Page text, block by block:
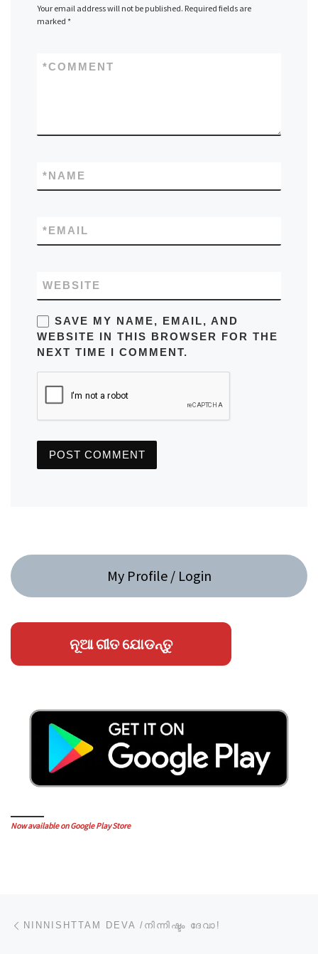
Your email address will not be published. Required fields are
marked *
COMMENT
*
NAME
*
EMAIL
*
WEBSITE
SAVE MY NAME, EMAIL, AND
WEBSITE IN THIS BROWSER FOR THE
NEXT TIME I COMMENT.
My Profile / Login
ନୂଆ ଗୀତ ଯୋଡନ୍ତୁ
Now available on Google Play Store
NINNISHTTAM DEVA /നിന്നിഷ്ടം ദേവാ!